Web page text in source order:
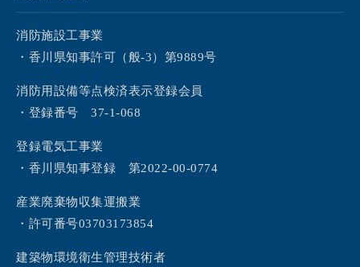
消防施設工事業
・香川県知事許可（般-3）第9889号
消防用設備等点検済表示登録会員
・登録番号 37-1-068
登録電気工事業
・香川県知事登録 第2022-00-0774
産業廃棄物収集運搬業
・許可番号03703173854
建築物環境衛生管理技術者